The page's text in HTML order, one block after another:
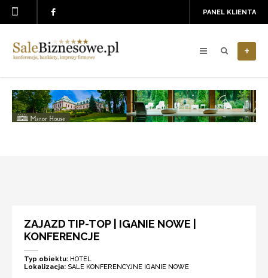
PANEL KLIENTA
+
ZAJAZD TIP-TOP | IGANIE NOWE |
KONFERENCJE
Typ obiektu: HOTEL
Lokalizacja: SALE KONFERENCYJNE IGANIE NOWE